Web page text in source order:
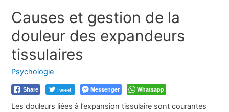
Causes et gestion de la
douleur des expandeurs
tissulaires
Psychologie
Share Tweet Messenger Whatsapp
Les douleurs liées à l’expansion tissulaire sont courantes